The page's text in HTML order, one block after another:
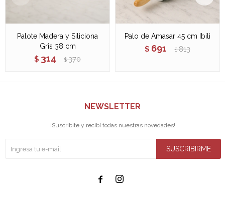
Palote Madera y Siliciona
Gris 38 cm
$ 314 $ 370
Palo de Amasar 45 cm Ibili
$ 691 $ 813
NEWSLETTER
¡Suscribite y recibí todas nuestras novedades!
SUSCRIBIRME
 